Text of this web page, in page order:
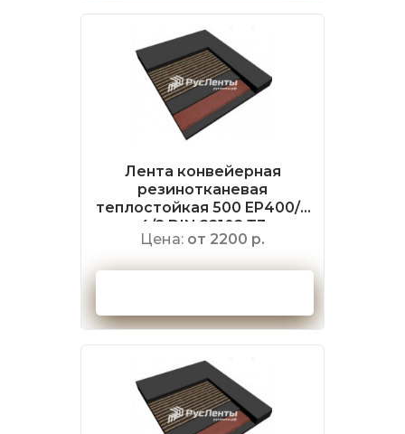
Лента конвейерная
резинотканевая
теплостойкая 500 EP400/3
4/2 DIN 22102 Т3
Цена: от 2200 р.